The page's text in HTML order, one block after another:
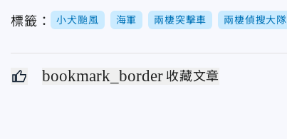
標籤： 小犬颱風 海軍 兩棲突擊車 兩棲偵搜大隊
bookmark_border 收藏文章